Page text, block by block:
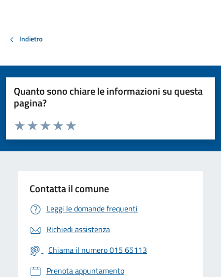
Indietro
Quanto sono chiare le informazioni su questa
pagina?
Valuta da 1 a 5 stelle la pagina
Valuta 5 stelle su 5
Valuta 4 stelle su 5
Valuta 3 stelle su 5
Valuta 2 stelle su 5
Valuta 1 stelle su 5
Contatta il comune
Leggi le domande frequenti
Richiedi assistenza
Chiama il numero 015 65113
Prenota appuntamento